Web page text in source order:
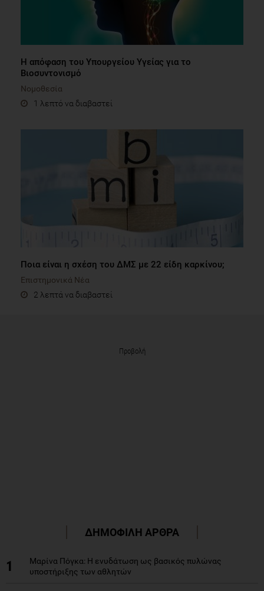
Η απόφαση του Υπουργείου Υγείας για το
Βιοσυντονισμό
Νομοθεσία
1 λεπτό να διαβαστεί
Ποια είναι η σχέση του ΔΜΣ με 22 είδη καρκίνου;
Επιστημονικά Νέα
2 λεπτά να διαβαστεί
Προβολή
ΔΗΜΟΦΙΛΗ ΑΡΘΡΑ
1
Μαρίνα Πόγκα: Η ενυδάτωση ως βασικός πυλώνας
υποστήριξης των αθλητών